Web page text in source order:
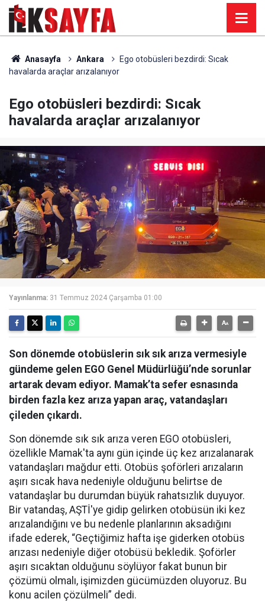
Anasayfa Ankara
Ego otobüsleri bezdirdi: Sıcak
havalarda araçlar arızalanıyor
Ego otobüsleri bezdirdi: Sıcak
havalarda araçlar arızalanıyor
Yayınlanma: 31 Temmuz 2024 Çarşamba 01:00
Son dönemde otobüslerin sık sık arıza vermesiyle
gündeme gelen EGO Genel Müdürlüğü’nde sorunlar
artarak devam ediyor. Mamak’ta sefer esnasında
birden fazla kez arıza yapan araç, vatandaşları
çileden çıkardı.
Son dönemde sık sık arıza veren EGO otobüsleri,
özellikle Mamak'ta aynı gün içinde üç kez arızalanarak
vatandaşları mağdur etti. Otobüs şoförleri arızaların
aşırı sıcak hava nedeniyle olduğunu belirtse de
vatandaşlar bu durumdan büyük rahatsızlık duyuyor.
Bir vatandaş, AŞTİ'ye gidip gelirken otobüsün iki kez
arızalandığını ve bu nedenle planlarının aksadığını
ifade ederek, “Geçtiğimiz hafta işe giderken otobüs
arızası nedeniyle diğer otobüsü bekledik. Şoförler
aşırı sıcaktan olduğunu söylüyor fakat bunun bir
çözümü olmalı, işimizden gücümüzden oluyoruz. Bu
konu acilen çözülmeli” dedi.